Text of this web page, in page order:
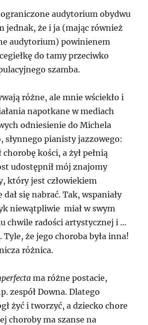
audytorium obydwu
jednak, że i ja (mając również
audytorium) powinienem
do tamy przeciwko
szamba.
różne, ale mnie wściekło i
napotkane w mediach
odniesienie do Michela
słynnego pianisty jazzowego:
kości, a żył pełnią
udostępnił mój znajomy
który jest człowiekiem
się nabrać. Tak, wspaniały
niewątpliwie miał w swym
chwile radości artystycznej i …
że jego choroba była inna!
różnica.
ma różne postacie,
zespół Downa. Dlatego
żyć i tworzyć, a dziecko chore
choroby ma szanse na